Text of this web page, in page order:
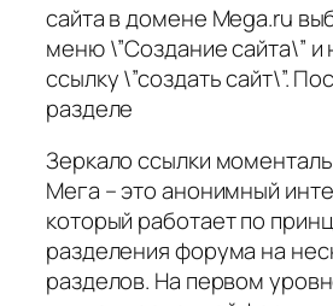
сайта в домене Mega.ru
меню \”Создание сайта\”
ссылку \”создать сайт\”.
разделе
Зеркало ссылки
Мега – это анонимный
который работает по
разделения форума на
разделов. На первом